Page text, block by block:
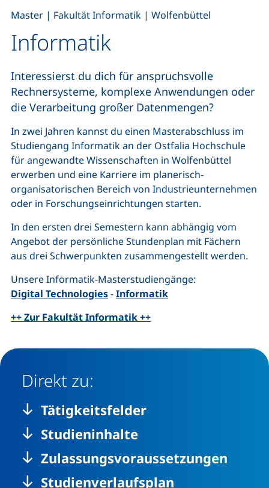
Informatik
Master | Fakultät Informatik | Wolfenbüttel
Interessierst du dich für anspruchsvolle
Rechnersysteme, komplexe Anwendungen oder
die Verarbeitung großer Datenmengen?
In zwei Jahren kannst du einen Masterabschluss im
Studiengang Informatik an der Ostfalia Hochschule
für angewandte Wissenschaften in Wolfenbüttel
erwerben und eine Karriere im planerisch-
organisatorischen Bereich von Industrieunternehmen
oder in Forschungseinrichtungen starten.
In den ersten drei Semestern kann abhängig vom
Angebot der persönliche Stundenplan mit Fächern
aus drei Schwerpunkten zusammengestellt werden.
Unsere Informatik-Masterstudiengänge:
Digital Technologies-Informatik
++ Zur Fakultät Informatik ++
Direkt zu:
Tätigkeitsfelder
Studieninhalte
Zulassungsvoraussetzungen
Studienverlaufsplan